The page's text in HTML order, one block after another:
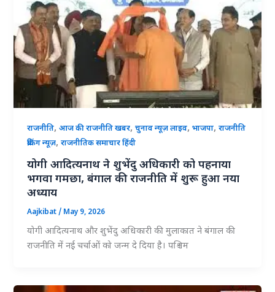
राजनीति,आज की राजनीति खबर,चुनाव न्यूज़ लाइव,भाजपा,राजनीति
ब्रेकिंग न्यूज़,राजनीतिक समाचार हिंदी
योगी आदित्यनाथ ने शुभेंदु अधिकारी को पहनाया
भगवा गमछा, बंगाल की राजनीति में शुरू हुआ नया
अध्याय
Aajkibat/ May 9, 2026
योगी आदित्यनाथ और शुभेंदु अधिकारी की मुलाकात ने बंगाल की
राजनीति में नई चर्चाओं को जन्म दे दिया है। पश्चिम